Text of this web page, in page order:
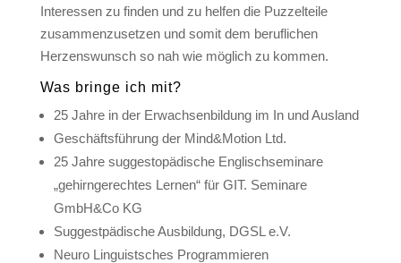
Interessen zu finden und zu helfen die Puzzelteile
zusammenzusetzen und somit dem beruflichen
Herzenswunsch so nah wie möglich zu kommen.
Was bringe ich mit?
25 Jahre in der Erwachsenbildung im In und Ausland
Geschäftsführung der Mind&Motion Ltd.
25 Jahre suggestopädische Englischseminare
„gehirngerechtes Lernen“ für GIT. Seminare
GmbH&Co KG
Suggestpädische Ausbildung, DGSL e.V.
Neuro Linguistsches Programmieren